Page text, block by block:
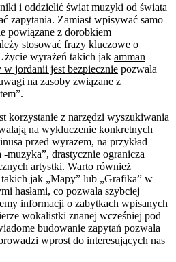
i oddzielić świat muzyki od świata
zapytania. Zamiast wpisywać samo
powiązane z dorobkiem
stosować frazy kluczowe o
wyrażeń takich jak amman
w jordanii jest bezpiecznie pozwala
na zasoby związane z
korzystanie z narzędzi wyszukiwania
na wykluczenie konkretnych
przed wyrazem, na przykład
muzyka”, drastycznie ogranicza
artystki. Warto również
jak „Mapy” lub „Grafika” w
hasłami, co pozwala szybciej
informacji o zabytkach wpisanych
wokalistki znanej wcześniej pod
budowanie zapytań pozwala
wprost do interesujących nas